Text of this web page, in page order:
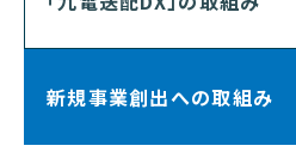
新規事業創出への取組み